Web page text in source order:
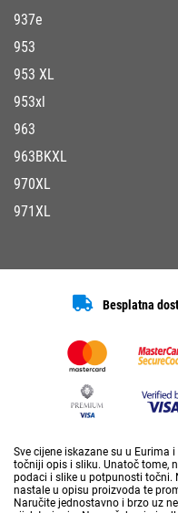
937e
953
953 XL
953xl
963
963BKXL
970XL
971XL
Besplatna
Sve cijene iskazane su u Eurima
točniji opis i sliku. Unatoč tome,
podaci i slike u potpunosti točni.
nastale u opisu proizvoda te
Naručite jednostavno i brzo uz